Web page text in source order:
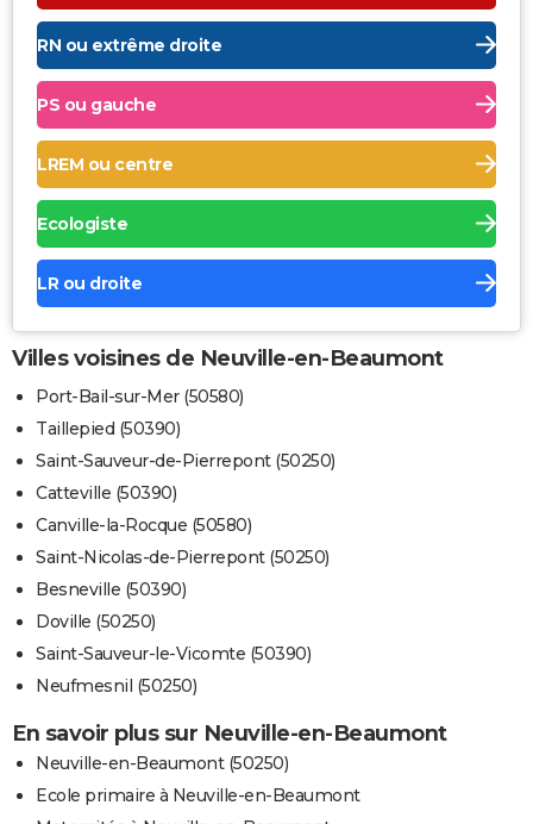
RN ou extrême droite
PS ou gauche
LREM ou centre
Ecologiste
LR ou droite
Villes voisines de Neuville-en-Beaumont
Port-Bail-sur-Mer (50580)
Taillepied (50390)
Saint-Sauveur-de-Pierrepont (50250)
Catteville (50390)
Canville-la-Rocque (50580)
Saint-Nicolas-de-Pierrepont (50250)
Besneville (50390)
Doville (50250)
Saint-Sauveur-le-Vicomte (50390)
Neufmesnil (50250)
En savoir plus sur Neuville-en-Beaumont
Neuville-en-Beaumont (50250)
Ecole primaire à Neuville-en-Beaumont